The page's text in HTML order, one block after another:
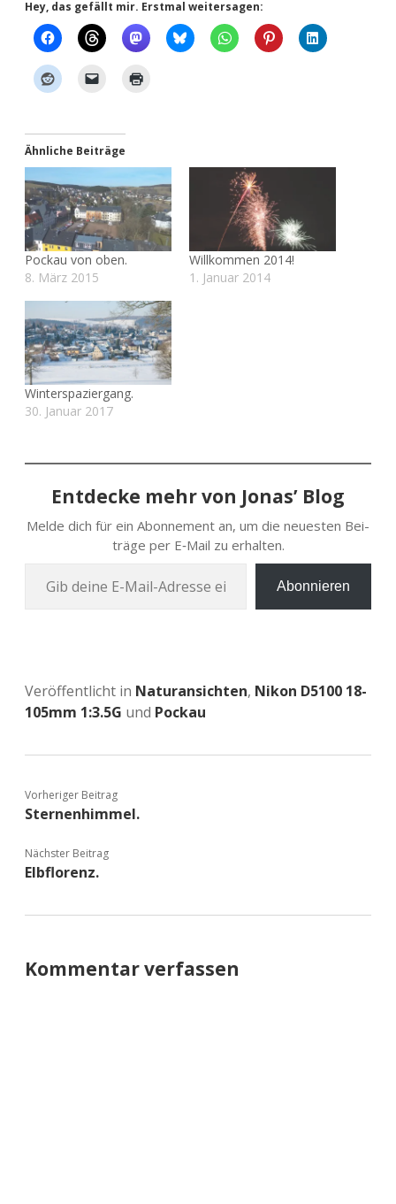
Hey, das gefällt mir. Erstmal weitersagen:
Ähnliche Beiträge
Pockau von oben.
8. März 2015
Willkommen 2014!
1. Januar 2014
Winterspaziergang.
30. Januar 2017
Entdecke mehr von Jonas’ Blog
Melde dich für ein Abon­ne­ment an, um die neu­es­ten Bei­
trä­ge per E‑Mail zu erhalten.
Abonnieren
Veröffentlicht in Naturansichten, Nikon D5100 18-
105mm 1:3.5G und Pockau
Vorheriger Beitrag
Sternenhimmel.
Nächster Beitrag
Elbflorenz.
Kommentar verfassen